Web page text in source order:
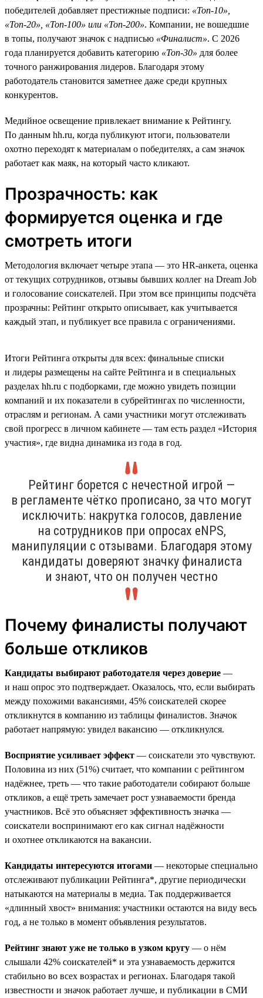
победителей добавляет престижные подписи: «Топ-10»,
«Топ-20», «Топ-100» или «Топ-200». Компании, не вошедшие
в топы, получают значок с надписью «Финалист». С 2026
года планируется добавить категорию «Топ-30» для более
точного ранжирования лидеров. Благодаря этому
работодатель становится заметнее даже среди крупных
конкурентов.
Медийное освещение привлекает внимание к Рейтингу.
По данным hh.ru, когда публикуют итоги, пользователи
охотно переходят к материалам о победителях, а сам значок
работает как маяк, на который часто кликают.
Прозрачность: как
формируется оценка и где
смотреть итоги
Методология включает четыре этапа — это HR-анкета, оценка
от текущих сотрудников, отзывы бывших коллег на Dream Job
и голосование соискателей. При этом все принципы подсчёта
прозрачны: Рейтинг открыто описывает, как учитывается
каждый этап, и публикует все правила с ограничениями.
Итоги Рейтинга открыты для всех: финальные списки
и лидеры размещены на сайте Рейтинга и в специальных
разделах hh.ru с подборками, где можно увидеть позиции
компаний и их показатели в субрейтингах по численности,
отраслям и регионам. А сами участники могут отслеживать
свой прогресс в личном кабинете — там есть раздел «История
участия», где видна динамика из года в год.
Рейтинг борется с нечестной игрой —
в регламенте чётко прописано, за что могут
исключить: накрутка голосов, давление
на сотрудников при опросах eNPS,
манипуляции с отзывами. Благодаря этому
кандидаты доверяют значку финалиста
и знают, что он получен честно
Почему финалисты получают
больше откликов
Кандидаты выбирают работодателя через доверие —
и наш опрос это подтверждает. Оказалось, что, если выбирать
между похожими вакансиями, 45% соискателей скорее
откликнутся в компанию из таблицы финалистов. Значок
работает напрямую: увидел вакансию — откликнулся.
Восприятие усиливает эффект — соискатели это чувствуют.
Половина из них (51%) считает, что компании с рейтингом
надёжнее, треть — что такие работодатели собирают больше
откликов, а ещё треть замечает рост узнаваемости бренда
участников. Всё это объясняет эффективность значка —
соискатели воспринимают его как сигнал надёжности
и охотнее откликаются на вакансии.
Кандидаты интересуются итогами — некоторые специально
отслеживают публикации Рейтинга*, другие периодически
натыкаются на материалы в медиа. Так поддерживается
«длинный хвост» внимания: участники остаются на виду весь
год, а не только в момент объявления результатов.
Рейтинг знают уже не только в узком кругу — о нём
слышали 42% соискателей* и эта узнаваемость держится
стабильно во всех возрастах и регионах. Благодаря такой
известности и значок работает лучше, и публикации в СМИ